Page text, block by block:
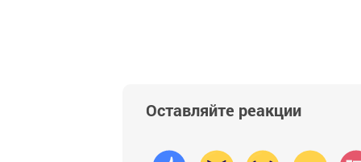
Оставляйте реакции